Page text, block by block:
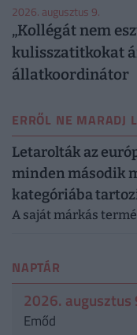
2026. augusztus 9.
„Kollégát nem
kulisszatitkokat
állatkoordinátor
ERRŐL NE MARADJ
Letarolták az
minden második
kategóriába
A saját márkás
NAPTÁR
2026. augusztus
Emőd